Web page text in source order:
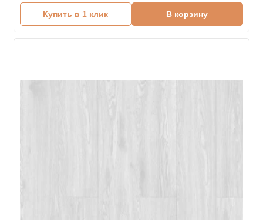
Купить в 1 клик В корзину